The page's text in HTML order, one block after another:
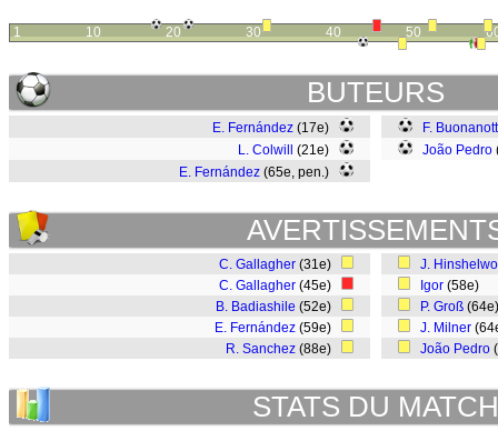
1 10 20 30 40 50
BUTEURS
E. Fernández (17e)
L. Colwill
(21e)
E. Fernández (65e, pen.)
F.
João Pedro
C. Gallagher (31e)
C. Gallagher (45e)
B. Badiashile (52e)
E. Fernández (59e)
R. Sanchez (88e)
J.
Igor (58e)
P. Groß
J. Milner
João Pedro
STATS DU MATCH